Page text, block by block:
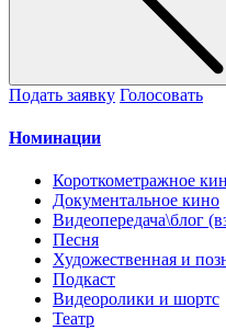
Подать заявку Голосовать
Номинации
Короткометражное
Документальное кино
Видеопередача\блог
Песня
Художественная и
Подкаст
Видеоролики и шортс
Театр